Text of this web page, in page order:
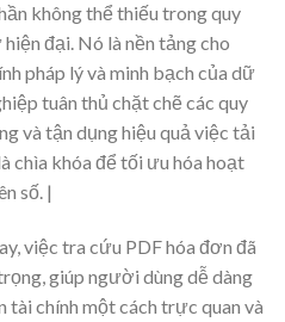
không thể thiếu trong quy
đại. Nó là nền tảng cho
pháp lý và minh bạch của dữ
tuân thủ chặt chẽ các quy
và tận dụng hiệu quả việc tải
chìa khóa để tối ưu hóa hoạt
số. |
việc tra cứu PDF hóa đơn đã
giúp người dùng dễ dàng
chính một cách trực quan và